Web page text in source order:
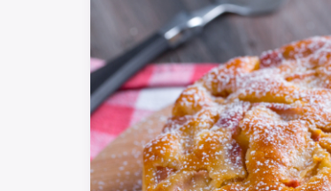
Accompagnement
Pizzas et focaccia
Gateaux et patisserie